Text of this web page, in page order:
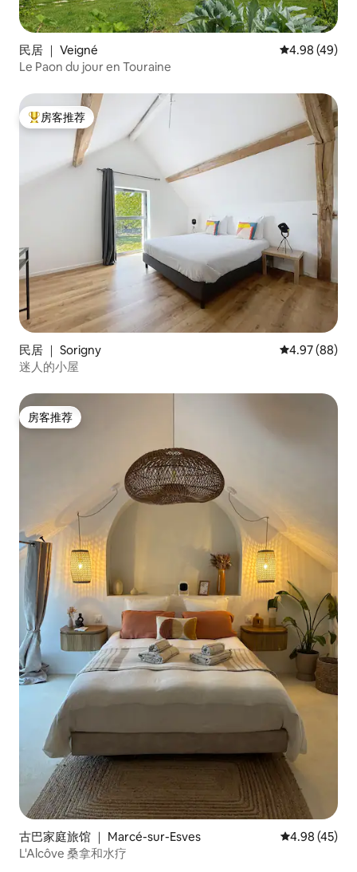
民居 ｜ Veigné 平均评分
4.98 (49)
Le Paon du jour en Touraine
热门「房客推荐」
房客推荐
民居 ｜ Sorigny 平均评分 4.97
4.97 (88)
迷人的小屋
房客推荐
房客推荐
古巴家庭旅馆 ｜ Marcé-sur-Esves 平均评分
4.98 (45)
L'Alcôve 桑拿和水疗